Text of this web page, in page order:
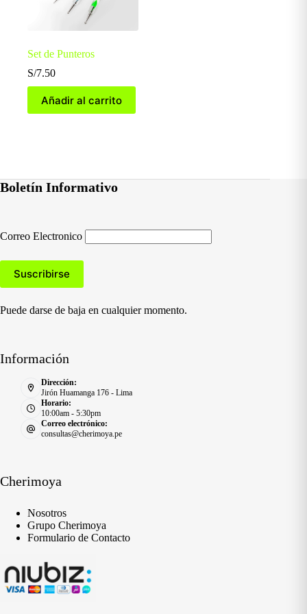
Set de Punteros
S/7.50
Añadir al carrito
Boletín Informativo
Correo Electronico
Puede darse de baja en cualquier momento.
Información
Dirección:
Jirón Huamanga 176 - Lima
Horario:
10:00am - 5:30pm
Correo electrónico:
consultas@cherimoya.pe
Cherimoya
Nosotros
Grupo Cherimoya
Formulario de Contacto